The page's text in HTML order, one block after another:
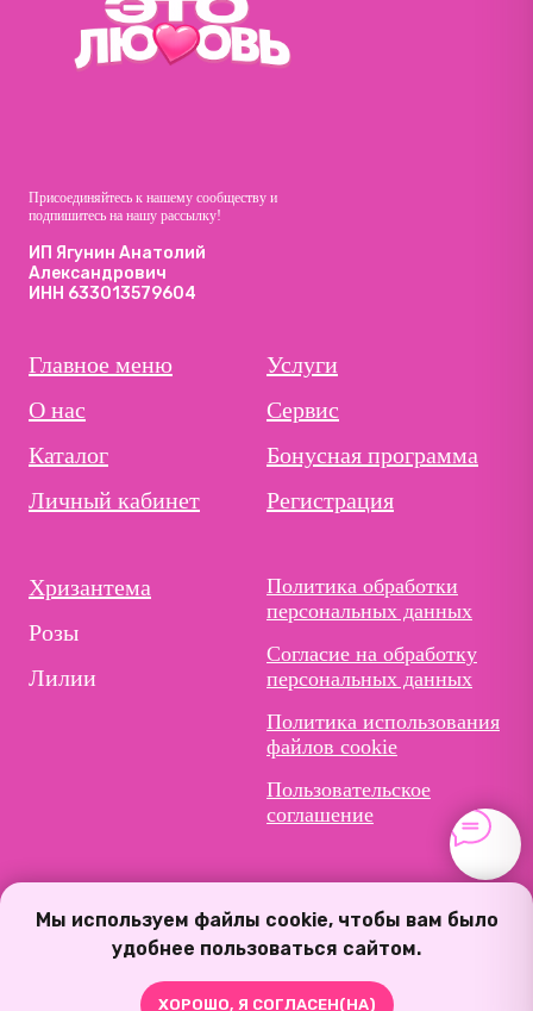
Мы используем файлы cookie, чтобы вам было
удобнее пользоваться сайтом.
ХОРОШО, Я СОГЛАСЕН(НА)
Присоединяйтесь к нашему сообществу и
подпишитесь на нашу рассылку!
ИП Ягунин Анатолий
Александрович
ИНН 633013579604
Главное меню
О нас
Каталог
Личный кабинет
Услуги
Сервис
Бонусная программа
Регистрация
Хризантема
Розы
Лилии
Политика обработки
персональных данных
Согласие на обработку
персональных данных
Политика использования
файлов cookie
Пользовательское
соглашение